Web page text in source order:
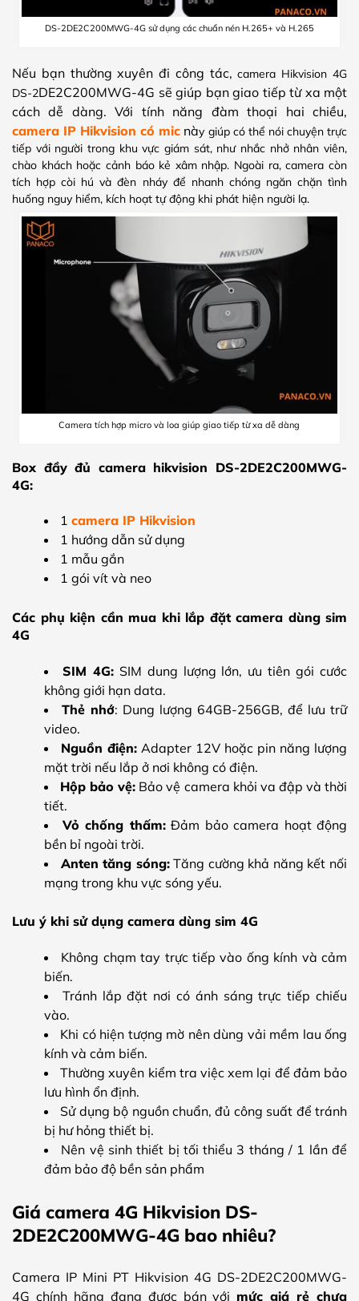
DS-2DE2C200MWG-4G sử dụng các chuẩn nén H.265+ và H.265
Nếu bạn thường xuyên đi công tác,camera Hikvision 4G
DS-2DE2C200MWG-4G sẽ giúp bạn giao tiếp từ xa một
cách dễ dàng. Với tính năng đàm thoại hai chiều,
camera IP Hikvision có mic này giúp có thể nói chuyện trực
tiếp với người trong khu vực giám sát, như nhắc nhở nhân viên,
chào khách hoặc cảnh báo kẻ xâm nhập. Ngoài ra, camera còn
tích hợp còi hú và đèn nháy để nhanh chóng ngăn chặn tình
huống nguy hiểm, kích hoạt tự động khi phát hiện người lạ.
Camera tích hợp micro và loa giúp giao tiếp từ xa dễ dàng
Box đầy đủ camera hikvision DS-2DE2C200MWG-
4G:
1 camera IP Hikvision
1 hướng dẫn sử dụng
1 mẫu gắn
1 gói vít và neo
Các phụ kiện cần mua khi lắp đặt camera dùng sim
4G
SIM 4G:SIM dung lượng lớn, ưu tiên gói cước
không giới hạn data.
Thẻ nhớ: Dung lượng 64GB-256GB, để lưu trữ
video.
Nguồn điện: Adapter 12V hoặc pin năng lượng
mặt trời nếu lắp ở nơi không có điện.
Hộp bảo vệ: Bảo vệ camera khỏi va đập và thời
tiết.
Vỏ chống thấm:Đảm bảo camera hoạt động
bền bỉ ngoài trời.
Anten tăng sóng:Tăng cường khả năng kết nối
mạng trong khu vực sóng yếu.
Lưu ý khi sử dụng camera dùng sim 4G
Không chạm tay trực tiếp vào ống kính và cảm
biến.
Tránh lắp đặt nơi có ánh sáng trực tiếp chiếu
vào.
Khi có hiện tượng mờ nên dùng vải mềm lau ống
kính và cảm biến.
Thường xuyên kiểm tra việc xem lại để đảm bảo
lưu hình ổn định.
Sử dụng bộ nguồn chuẩn, đủ công suất để tránh
bị hư hỏng thiết bị.
Nên vệ sinh thiết bị tối thiểu 3 tháng / 1 lần để
đảm bảo độ bền sản phẩm
Giá camera 4G Hikvision DS-
2DE2C200MWG-4G bao nhiêu?
Camera IP Mini PT Hikvision 4G DS-2DE2C200MWG-
4G chính hãng đang được bán với mức giá rẻ chưa